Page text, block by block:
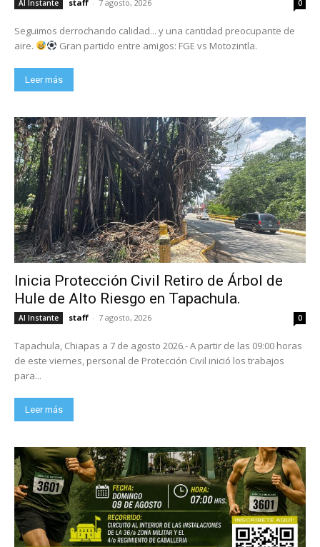
Al Instante staff - 7 agosto, 2026 0
Seguimos derrochando calidad... y una cantidad preocupante de
aire.
Gran partido entre amigos: FGE vs Motozintla.
Leer más
Inicia Protección Civil Retiro de Árbol de
Hule de Alto Riesgo en Tapachula.
Al Instante staff - 7 agosto, 2026 0
Tapachula, Chiapas a 7 de agosto 2026.- A partir de las 09:00 horas
de este viernes, personal de Protección Civil inició los trabajos
para...
Leer más